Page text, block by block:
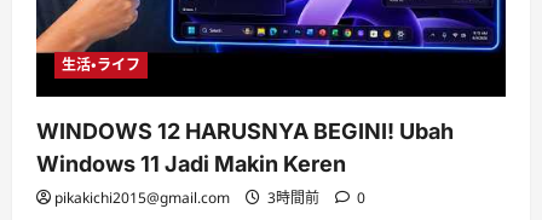
生活・ライフ
WINDOWS 12 HARUSNYA BEGINI! Ubah
Windows 11 Jadi Makin Keren
pikakichi2015@gmail.com 3時間前 0